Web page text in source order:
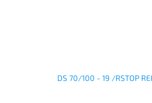
DS 70/100 - 19 /RSTOP